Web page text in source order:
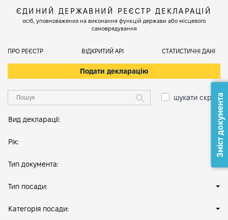
ЄДИНИЙ ДЕРЖАВНИЙ РЕЄСТР ДЕКЛАРАЦІЙ
осіб, уповноважених на виконання функцій держави або місцевого
самоврядування
ПРО РЕЄСТР ВІДКРИТИЙ АРІ СТАТИСТИЧНІ ДАНІ
Подати декларацію
шукати скрізь
Вид декларації:
Рік:
Тип документа:
Тип посади:
Категорія посади:
Зміст документа